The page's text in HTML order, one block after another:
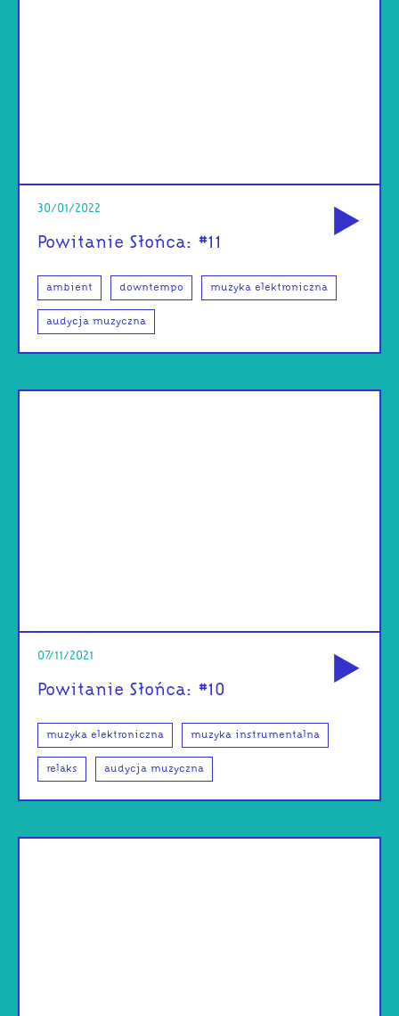
30/01/2022
Powitanie Słońca: #11
ambient downtempo muzyka elektroniczna
audycja muzyczna
07/11/2021
Powitanie Słońca: #10
muzyka elektroniczna muzyka instrumentalna
relaks audycja muzyczna